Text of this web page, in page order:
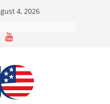
4, 2026